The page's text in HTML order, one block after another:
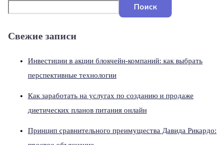
Поиск
Свежие записи
Инвестиции в акции блокчейн-компаний: как выбрать
перспективные технологии
Как заработать на услугах по созданию и продаже
диетических планов питания онлайн
Принцип сравнительного преимущества Давида Рикардо: